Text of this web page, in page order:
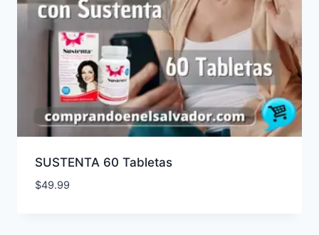
SUSTENTA 60 Tabletas
$49.99